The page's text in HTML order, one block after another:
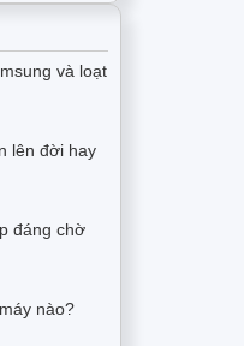
và loạt
lên đời hay
đáng chờ
nào?